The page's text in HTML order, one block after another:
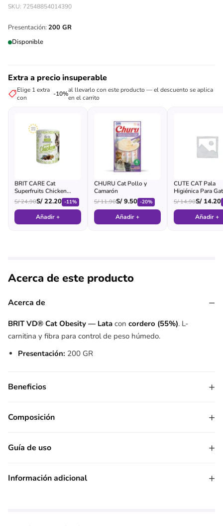
SKU: 72548854014390
Presentación: 200 GR
Disponible
Extra a precio insuperable
Elige 1 extra
con
-10%al llevarlo con este producto — el descuento se aplica
en el carrito
BRIT CARE Cat
Superfruits Chicken
Crunchy Snacks Gato
Adulto - Lata
S/24.90S/22.20 -11%
Añadir +
CHURU Cat Pollo y
Camarón
S/11.90S/9.50 -20%
Añadir +
CUTE CAT Pala
Higiénica Para
(morada)
S/14.90S/14.20
Añadir +
Acerca de este producto
Acerca de −
BRIT VD® Cat Obesity — Lata con cordero (55%). L-
carnitina y fibra para control de peso húmedo.
Presentación: 200 GR
Beneficios +
Composición +
Guía de uso +
Información adicional +